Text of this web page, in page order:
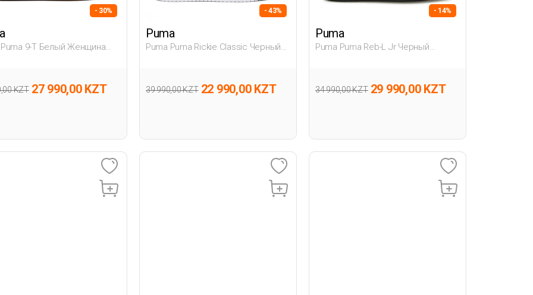
- 30%
Puma 9-T Белый Женщина
KZT 27 990,00 KZT
- 43%
Puma
Puma Puma Rickie Classic Черный
39 990,00 KZT 22 990,00 KZT
- 14%
Puma
Puma Puma Reb-L Jr Черный
34 990,00 KZT 29 990,00 KZT